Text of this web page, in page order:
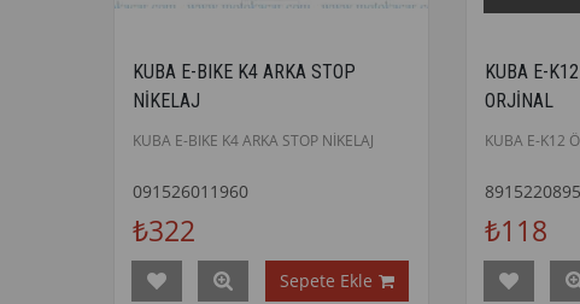
KUBA E-BIKE K4 ARKA STOP
NİKELAJ
KUBA E-BIKE K4 ARKA STOP NİKELAJ
091526011960
₺322
Sepete Ekle
KUBA E-
ORJİNAL
KUBA E-K12
₺118